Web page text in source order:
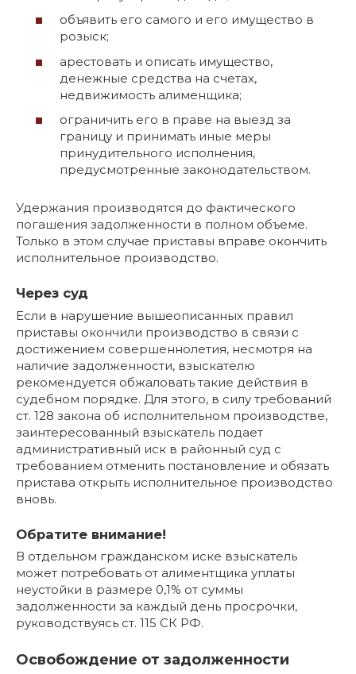
объявить его самого и его имущество в
розыск;
арестовать и описать имущество,
денежные средства на счетах,
недвижимость алименщика;
ограничить его в праве на выезд за
границу и принимать иные меры
принудительного исполнения,
предусмотренные законодательством.
Удержания производятся до фактического
погашения задолженности в полном объеме.
Только в этом случае приставы вправе окончить
исполнительное производство.
Через суд
Если в нарушение вышеописанных правил
приставы окончили производство в связи с
достижением совершеннолетия, несмотря на
наличие задолженности, взыскателю
рекомендуется обжаловать такие действия в
судебном порядке. Для этого, в силу требований
ст. 128 закона об исполнительном производстве,
заинтересованный взыскатель подает
административный иск в районный суд с
требованием отменить постановление и обязать
пристава открыть исполнительное производство
вновь.
Обратите внимание!
В отдельном гражданском иске взыскатель
может потребовать от алиментщика уплаты
неустойки в размере 0,1% от суммы
задолженности за каждый день просрочки,
руководствуясь ст. 115 СК РФ.
Освобождение от задолженности